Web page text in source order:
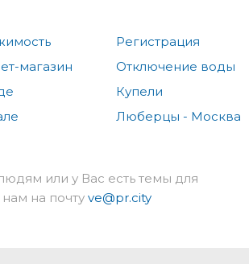
магазин
Регистрация
Отключение воды
Купели
Люберцы - Москва
или у Вас есть темы для
на почту ve@pr.city